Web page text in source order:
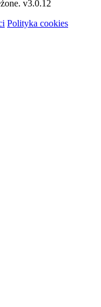
v3.0.12
Polityka cookies